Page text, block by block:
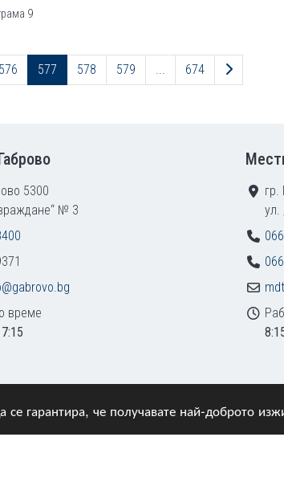
се гарантира, че получавате най-доброто
9
576 577 578 579 ... 674
5300
№ 3
време
гр.
ул.
Всички права запазени.